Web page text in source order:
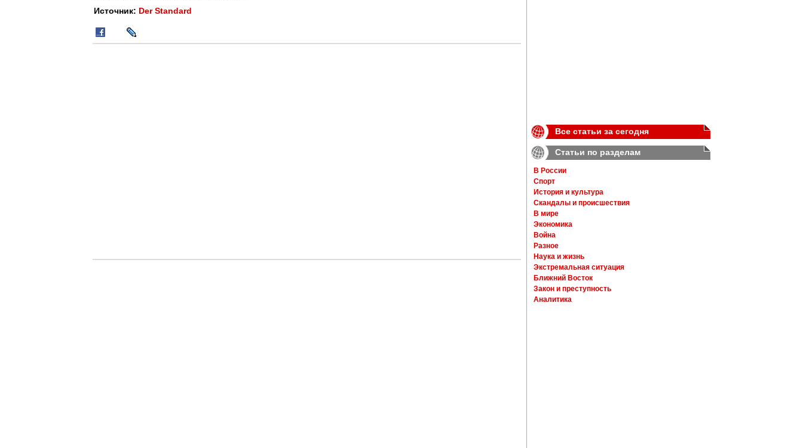
Источник: Der Standard
Все статьи за сегодня
Статьи по разделам
В России
Спорт
История и культура
Скандалы и происшествия
В мире
Экономика
Война
Разное
Наука и жизнь
Экстремальная ситуация
Ближний Восток
Закон и преступность
Аналитика